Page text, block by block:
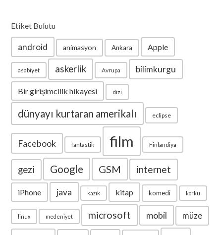
Etiket Bulutu
android animasyon Ankara Apple
asabiyet askerlik Avrupa bilimkurgu
Bir girişimcilik hikayesi dizi
dünyayı kurtaran amerikalı eclipse
Facebook fantastik film Finlandiya
gezi Google GSM internet
iPhone java kazık kitap komedi korku
linux medeniyet microsoft mobil müze